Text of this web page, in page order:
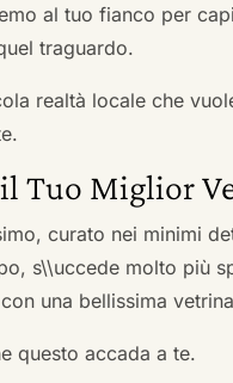
al tuo fianco per
traguardo.
realtà locale che
il Tuo Miglior
curato nei minimi
s\\uccede molto più
una bellissima
questo accada a te.